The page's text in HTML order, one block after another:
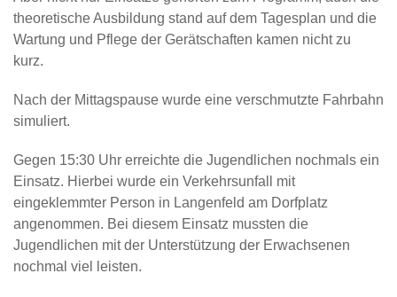
theoretische Ausbildung stand auf dem Tagesplan und die
Wartung und Pflege der Gerätschaften kamen nicht zu
kurz.
Nach der Mittagspause wurde eine verschmutzte Fahrbahn
simuliert.
Gegen 15:30 Uhr erreichte die Jugendlichen nochmals ein
Einsatz. Hierbei wurde ein Verkehrsunfall mit
eingeklemmter Person in Langenfeld am Dorfplatz
angenommen. Bei diesem Einsatz mussten die
Jugendlichen mit der Unterstützung der Erwachsenen
nochmal viel leisten.